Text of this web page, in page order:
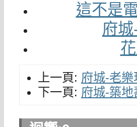
這不是
府
上一頁: 府城-老樂
下一頁: 府城-築地